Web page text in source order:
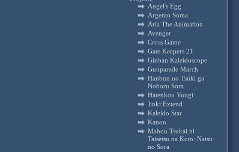
Angel's Egg
Argento Soma
Aria The Animation
Avenger
Cross Game
Gate Keepers 21
Ginban Kaleidoscope
Gunparade March
Hanbun no Tsuki ga
Noboru Sora
Hatenkou Yuugi
Jinki:Extend
Kaleido Star
Kanon
Mahou Tsukai ni
Taisetsu na Koto: Natsu
no Sora